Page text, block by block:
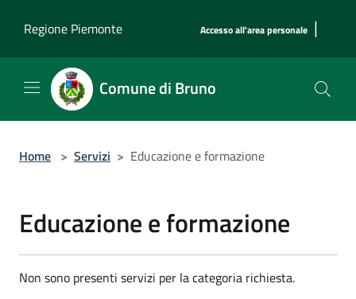
Regione Piemonte
Accesso all'area personale |
Comune di Bruno
Home > Servizi > Educazione e formazione
Educazione e formazione
Non sono presenti servizi per la categoria richiesta.